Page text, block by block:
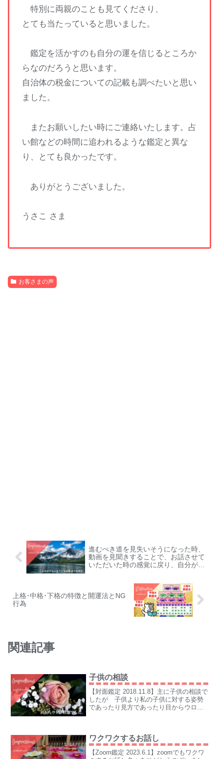
特別に両親のことも見てくださり、
とても当たっていると思いました。
鑑定を活かすのも自分の運を信じるところか
らなのだろうと思います。
自治体の税金についての記載も調べたいと思い
ました。
またお願いしたい時にご連絡いたします。占
い館などの時間に追われるような鑑定と異な
り、とても良かったです。
ありがとうございました。
うさこ さま
お客さまの声
進むべき道を見失いそうになった時、
動画を見聞きすることで、お話させて
いただいた時の感覚に戻り、自分がや
上格･中格･下格の特徴と開運法とNG
行為
関連記事
子供の相談
【対面鑑定 2018.11.8】主に子供の相談で
したが 子供より私の子供に対する姿勢
であったり見方であったり目からウロコ
ワクワクするお話し
【Zoom鑑定 2023.6.1】zoomでもワクワ